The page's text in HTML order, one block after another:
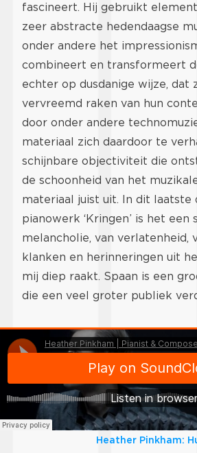
fascineert. Hij gebruikt
zeer abstracte hedendaagse
onder andere het
combineert en transformeert
echter op dusdanige wijze, dat
vervreemd raken van hun
door onder andere
materiaal zich daardoor te
schijnbare objectiviteit die
de schoonheid van het
materiaal juist uit. In dit laatste
pianowerk ‘Kringen’ is het een
melancholie, van verlatenheid,
klanken en herinneringen uit
mij diep raakt. Spaan is een
die een veel groter publiek
Heather Pinkham: